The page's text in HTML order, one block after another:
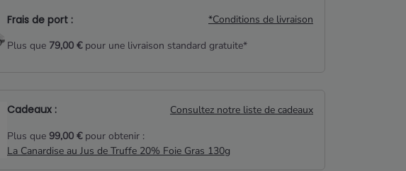
Frais de port :
*Conditions de livraison
Plus que 79,00 €pour une livraison standard gratuite*
Cadeaux :
Consultez notre liste de cadeaux
Plus que 99,00 €pour obtenir :
La Canardise au Jus de Truffe 20% Foie Gras 130g